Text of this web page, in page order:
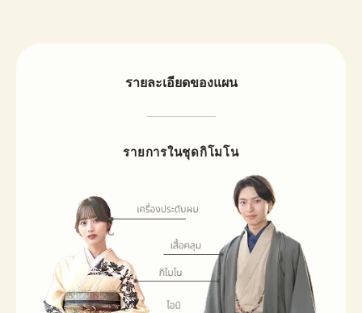
รายละเอียดของแผน
รายการในชุดกิโมโน